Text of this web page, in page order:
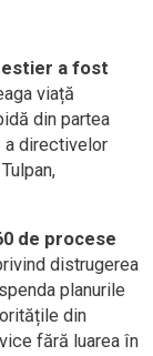
a fost
viață
din partea
a directivelor
de procese
distrugerea
planurile
din
fără luarea în